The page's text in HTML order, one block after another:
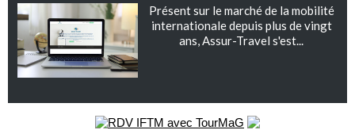
Présent sur le marché de la mobilité
internationale depuis plus de vingt
ans, Assur-Travel s'est...